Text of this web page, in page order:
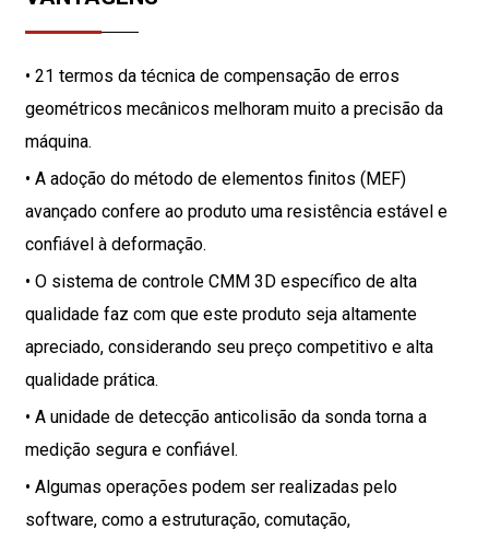
• 21 termos da técnica de compensação de erros
geométricos mecânicos melhoram muito a precisão da
máquina.
• A adoção do método de elementos finitos (MEF)
avançado confere ao produto uma resistência estável e
confiável à deformação.
• O sistema de controle CMM 3D específico de alta
qualidade faz com que este produto seja altamente
apreciado, considerando seu preço competitivo e alta
qualidade prática.
• A unidade de detecção anticolisão da sonda torna a
medição segura e confiável.
• Algumas operações podem ser realizadas pelo
software, como a estruturação, comutação,